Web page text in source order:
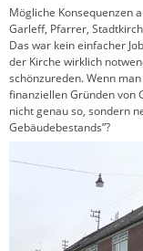
Mögliche Konsequenzen
Garleff, Pfarrer,
Das war kein einfacher
der Kirche wirklich
schönzureden. Wenn
finanziellen Gründen von
nicht genau so, sondern
Gebäudebestands”?